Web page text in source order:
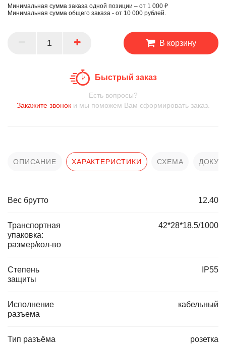
ПАРТНЕР
Минимальная сумма заказа одной позиции – от 1 000 ₽
Минимальная сумма общего заказа - от 10 000 рублей.
В корзину
Быстрый заказ
Есть вопросы?
Закажите звоноки мы поможем Вам сформировать заказ.
ОПИСАНИЕ ХАРАКТЕРИСТИКИ СХЕМА
Вес брутто 12.40
Транспортная
упаковка:
размер/кол-во
42*28*18.5/1000
Степень
защиты
IP55
Исполнение
разъема
кабельный
Тип разъёма розетка